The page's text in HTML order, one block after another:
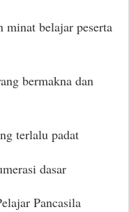
minat belajar peserta
bermakna dan
terlalu padat
dasar
Pancasila